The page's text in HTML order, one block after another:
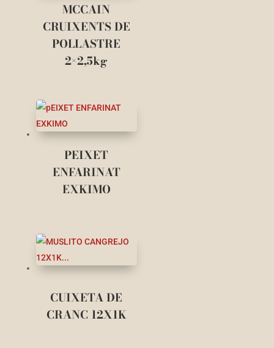
MCCAIN
CRUIXENTS DE
POLLASTRE
2×2,5kg
PEIXET
ENFARINAT
EXKIMO
CUIXETA DE
CRANC 12X1K